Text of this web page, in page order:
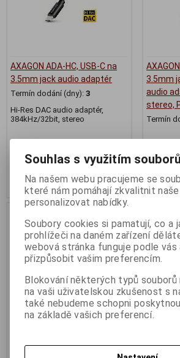
AXAGON ADA-HC, USB-C na
3.5mm jack audio adaptér
Termín dodání (dny): 3
Hi-Res DAC audio adaptér,
384kHz/32bit, stereo
304 Kč
251 Kč (bez DPH:)
Koupit
3.5mm
audio
stereo,
Termín
368 Kč
304 Kč
Souhlas s využitím
Na našem webu pracujeme se
které nám pomáhají zkvalitnit
personalizovat nabídky.
Soubory cookies si pamatují, co a
prohlížeči na daném zařízení
webová stránka funguje podle vás
přizpůsobit vašim preferencím.
Blokování některých typů
na vaši uživatelskou zkušenost s
také nebudeme schopni
na základě vašich preferencí.